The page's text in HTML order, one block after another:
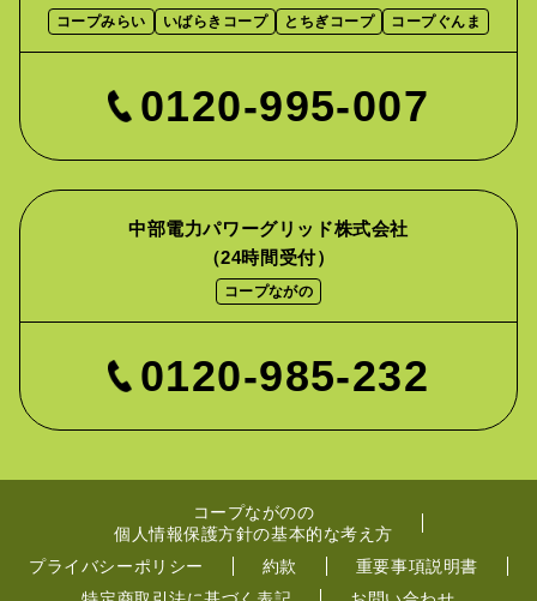
コープみらい いばらきコープ とちぎコープ コープぐんま
0120-995-007
中部電力パワーグリッド株式会社
（24時間受付）
コープながの
0120-985-232
コープながのの
個人情報保護方針の基本的な考え方
プライバシーポリシー
約款
重要事項説明書